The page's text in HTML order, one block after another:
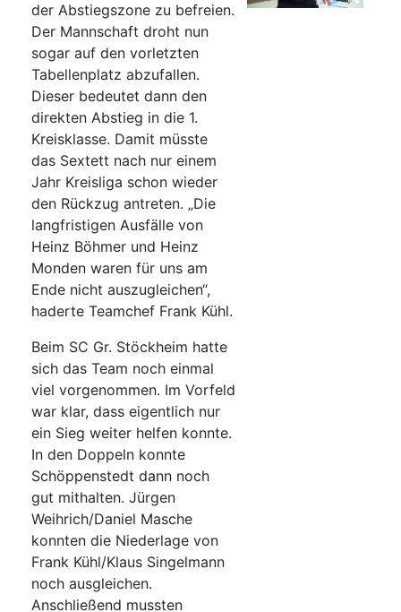
der Abstiegszone zu befreien.
Der Mannschaft droht nun
sogar auf den vorletzten
Tabellenplatz abzufallen.
Dieser bedeutet dann den
direkten Abstieg in die 1.
Kreisklasse. Damit müsste
das Sextett nach nur einem
Jahr Kreisliga schon wieder
den Rückzug antreten. „Die
langfristigen Ausfälle von
Heinz Böhmer und Heinz
Monden waren für uns am
Ende nicht auszugleichen“,
haderte Teamchef Frank Kühl.
Beim SC Gr. Stöckheim hatte
sich das Team noch einmal
viel vorgenommen. Im Vorfeld
war klar, dass eigentlich nur
ein Sieg weiter helfen konnte.
In den Doppeln konnte
Schöppenstedt dann noch
gut mithalten. Jürgen
Weihrich/Daniel Masche
konnten die Niederlage von
Frank Kühl/Klaus Singelmann
noch ausgleichen.
Anschließend mussten